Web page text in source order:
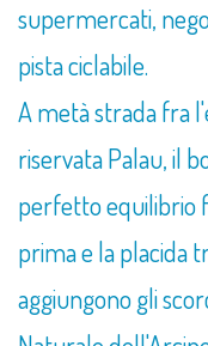
supermercati,
pista ciclabile.
A metà strada fra
riservata Palau, il
perfetto equilibrio
prima e la placida
aggiungono gli